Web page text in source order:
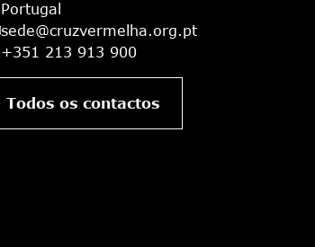
Portugal
sede@cruzvermelha.org.pt
+351 213 913 900
Todos os contactos